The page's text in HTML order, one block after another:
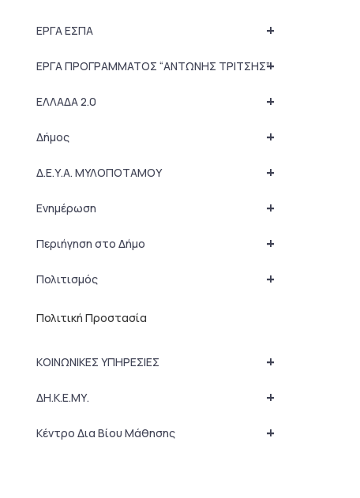
+
ΕΡΓΑ ΕΣΠΑ
+
ΕΡΓΑ ΠΡΟΓΡΑΜΜΑΤΟΣ “ΑΝΤΩΝΗΣ ΤΡΙΤΣΗΣ”
+
ΕΛΛΑΔΑ 2.0
+
Δήμος
+
Δ.Ε.Υ.Α. ΜΥΛΟΠΟΤΑΜΟΥ
+
Ενημέρωση
+
Περιήγηση στο Δήμο
+
Πολιτισμός
Πολιτική Προστασία
+
ΚΟΙΝΩΝΙΚΕΣ ΥΠΗΡΕΣΙΕΣ
+
ΔΗ.Κ.Ε.ΜΥ.
+
Κέντρο Δια Βίου Μάθησης